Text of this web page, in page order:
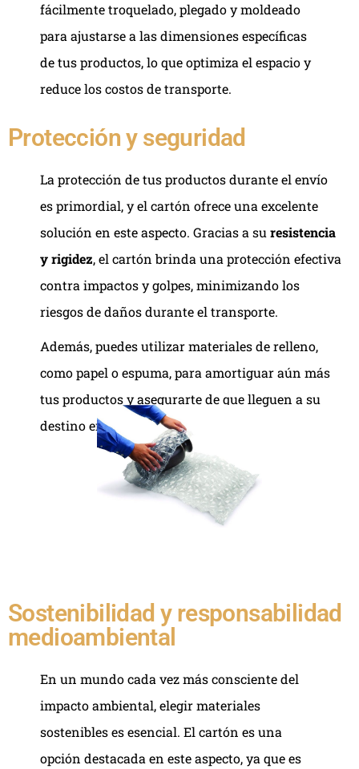
fácilmente troquelado, plegado y moldeado
para ajustarse a las dimensiones específicas
de tus productos, lo que optimiza el espacio y
reduce los costos de transporte.
Protección y seguridad
La protección de tus productos durante el envío
es primordial, y el cartón ofrece una excelente
solución en este aspecto. Gracias a su resistencia
y rigidez, el cartón brinda una protección efectiva
contra impactos y golpes, minimizando los
riesgos de daños durante el transporte.
Además, puedes utilizar materiales de relleno,
como papel o espuma, para amortiguar aún más
tus productos y asegurarte de que lleguen a su
destino en perfectas condiciones.
Sostenibilidad y responsabilidad
medioambiental
En un mundo cada vez más consciente del
impacto ambiental, elegir materiales
sostenibles es esencial. El cartón es una
opción destacada en este aspecto, ya que es